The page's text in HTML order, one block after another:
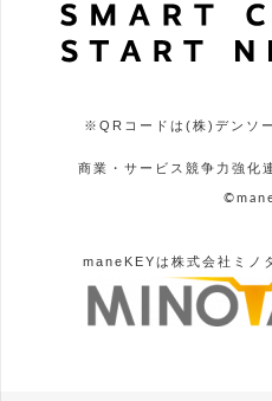
※QRコードは(株)デンソ
商業・サービス競争力強化
maneKEYは株式会社ミノ